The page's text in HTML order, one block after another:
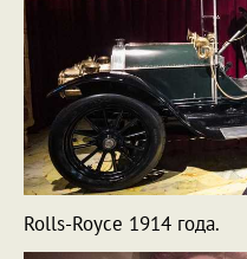
Rolls-Royce 1914 года.